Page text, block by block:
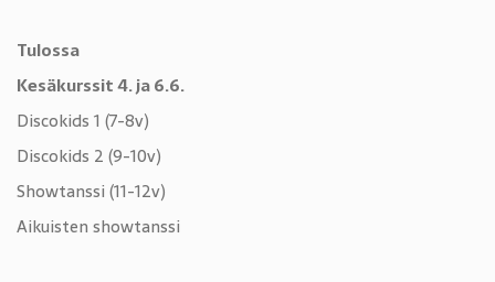
Tulossa
Kesäkurssit 4. ja 6.6.
Discokids 1 (7-8v)
Discokids 2 (9-10v)
Showtanssi (11-12v)
Aikuisten showtanssi